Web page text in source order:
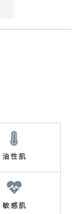
油性肌
敏感肌